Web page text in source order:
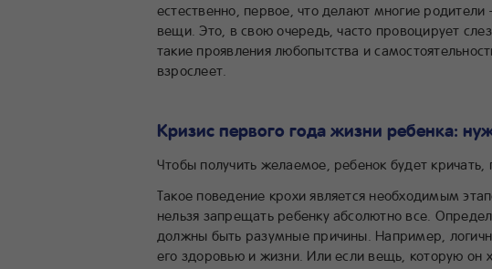
естественно, первое, что делают многие
вещи. Это, в свою очередь, часто провоцирует
такие проявления любопытства и
взрослеет.
Кризис первого года жизни ребенка:
Чтобы получить желаемое, ребенок будет кричать,
Такое поведение крохи является необходимым
нельзя запрещать ребенку абсолютно все.
должны быть разумные причины. Например,
его здоровью и жизни. Или если вещь, которую он